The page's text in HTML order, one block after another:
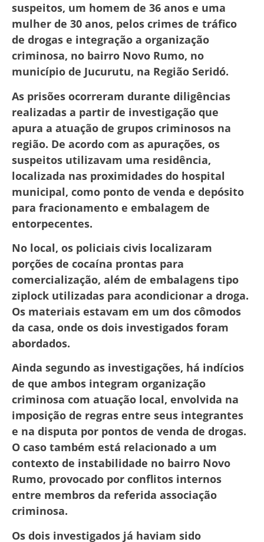
suspeitos, um homem de 36 anos e uma
mulher de 30 anos, pelos crimes de tráfico
de drogas e integração a organização
criminosa, no bairro Novo Rumo, no
município de Jucurutu, na Região Seridó.
As prisões ocorreram durante diligências
realizadas a partir de investigação que
apura a atuação de grupos criminosos na
região. De acordo com as apurações, os
suspeitos utilizavam uma residência,
localizada nas proximidades do hospital
municipal, como ponto de venda e depósito
para fracionamento e embalagem de
entorpecentes.
No local, os policiais civis localizaram
porções de cocaína prontas para
comercialização, além de embalagens tipo
ziplock utilizadas para acondicionar a droga.
Os materiais estavam em um dos cômodos
da casa, onde os dois investigados foram
abordados.
Ainda segundo as investigações, há indícios
de que ambos integram organização
criminosa com atuação local, envolvida na
imposição de regras entre seus integrantes
e na disputa por pontos de venda de drogas.
O caso também está relacionado a um
contexto de instabilidade no bairro Novo
Rumo, provocado por conflitos internos
entre membros da referida associação
criminosa.
Os dois investigados já haviam sido